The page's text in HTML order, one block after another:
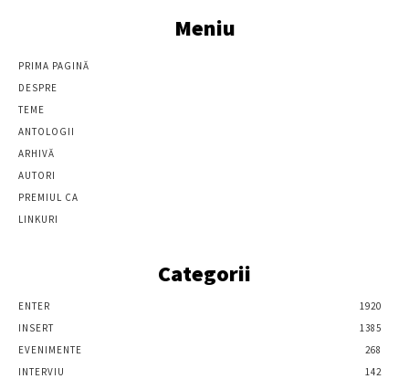
Meniu
PRIMA PAGINĂ
DESPRE
TEME
ANTOLOGII
ARHIVĂ
AUTORI
PREMIUL CA
LINKURI
Categorii
ENTER
1920
INSERT
1385
EVENIMENTE
268
INTERVIU
142